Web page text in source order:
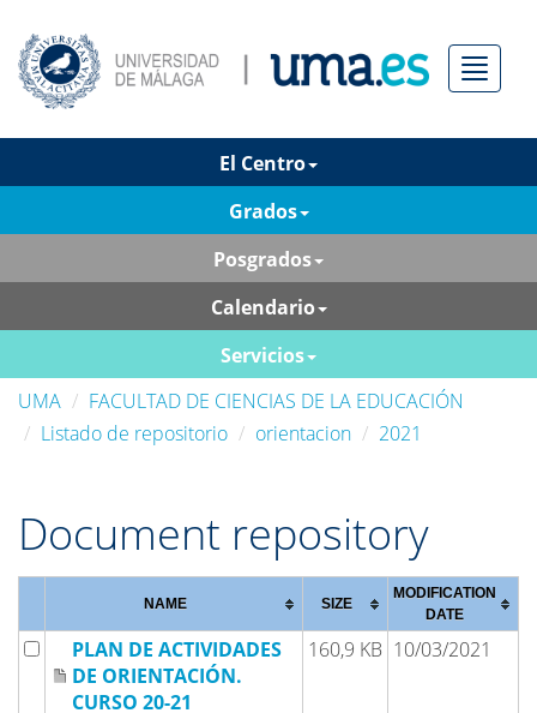
Menú
El Centro
Grados
Posgrados
Calendario
Servicios
UMA
FACULTAD DE CIENCIAS DE LA EDUCACIÓN
Listado de repositorio
orientacion 2021
Document repository
NAME SIZE
MODIFICATION
DATE
PLAN DE ACTIVIDADES
DE ORIENTACIÓN.
CURSO 20-21
160,9 KB 10/03/2021